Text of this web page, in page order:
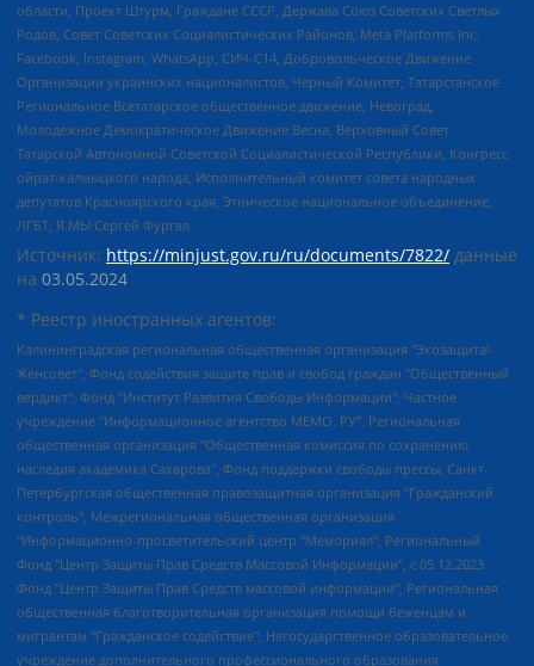
области, Проект Штурм, Граждане СССР, Держава Союз Советских Светлых
Родов, Совет Советских Социалистических Районов, Meta Platforms Inc,
Facebook, Instagram, WhatsApp, СИЧ-С14, Добровольческое Движение
Организации украинских националистов, Черный Комитет, Татарстанское
Региональное Всетатарское общественное движение, Невоград,
Молодежное Демократическое Движение Весна, Верховный Совет
Татарской Автономной Советской Социалистической Республики, Конгресс
ойрат-калмыцкого народа, Исполнительный комитет совета народных
депутатов Красноярского края, Этническое национальное объединение,
ЛГБТ, Я.МЫ Сергей Фургал
Источник: https://minjust.gov.ru/ru/documents/7822/ данные
на 03.05.2024
* Реестр иностранных агентов:
Калининградская региональная общественная организация "Экозащита!-Женсовет", Фонд содействия защите прав и свобод граждан "Общественный вердикт", Фонд "Институт Развития Свободы Информации", Частное учреждение "Информационное агентство МЕМО. РУ", Региональная общественная организация "Общественная комиссия по сохранению наследия академика Сахарова", Фонд поддержки свободы прессы, Санкт-Петербургская общественная правозащитная организация "Гражданский контроль", Межрегиональная общественная организация "Информационно-просветительский центр "Мемориал", Региональный Фонд "Центр Защиты Прав Средств Массовой Информации", с 05.12.2023 Фонд "Центр Защиты Прав Средств массовой информации", Региональная общественная благотворительная организация помощи беженцам и мигрантам "Гражданское содействие", Негосударственное образовательное учреждение дополнительного профессионального образования (повышение квалификации) специалистов "АКАДЕМИЯ ПО ПРАВАМ ЧЕЛОВЕКА", Свердловская региональная общественная организация "Сутяжник", Автономная некоммерческая организация "Центр независимых социологических исследований", Союз общественных объединений "Российский исследовательский центр по правам человека", Региональное общественное учреждение научно-информационный центр "МЕМОРИАЛ", Некоммерческая организация "Фонд защиты гласности", Автономная некоммерческая организация "Институт прав человека", Городская общественная организация "Екатеринбургское общество "МЕМОРИАЛ", Городская общественная организация "Рязанское историко-просветительское и правозащитное общество "Мемориал" (Рязанский Мемориал), Челябинский региональный орган общественной самодеятельности – женское общественное объединение "Женщины Евразии", Челябинский региональный орган общественной самодеятельности "Уральская правозащитная группа", Фонд содействия защите здоровья и социальной справедливости имени Андрея Рылькова, Автономная Некоммерческая Организация "Аналитический Центр Юрия Левады", Автономная некоммерческая организация социальной поддержки населения "Проект Апрель", Региональная общественная организация помощи женщинам и детям, находящимся в кризисной ситуации "Информационно-методический центр "Анна", Фонд содействия развитию массовых коммуникаций и правовому просвещению "Так-так-Так", Фонд содействия устойчивому развитию "Серебряная тайга", Свердловский региональный общественный фонд социальных проектов "Новое время", "Idel.Реалии", Кавказ.Реалии, Крым.Реалии, Телеканал Настоящее Время, Татаро-башкирская служба Радио Свобода (Azatliq Radiosi), Радио Свободная Европа/Радио Свобода (PCE/PC), "Сибирь.Реалии", "Фактограф", Благотворительный фонд помощи осужденным и их семьям, Автономная некоммерческая организация "Институт глобализации и социальных движений", Фонд "В защиту прав заключенных", Частное учреждение "Центр поддержки и содействия развитию средств массовой информации", Пензенский региональный общественный благотворительный фонд "Гражданский союз", "Север.Реалии", Некоммерческая организация Фонд "Правовая инициатива", Общество с ограниченной ответственностью "Радио Свободная Европа/Радио Свобода", Чешское информационное агентство "MEDIUM-ORIENT", Красноярская региональная общественная организация "Мы против СПИДа", Камалягин Денис Николаевич, Маркелов Сергей Евгеньевич, Пономарев Лев Александрович, Савицкая Людмила Алексеевна, Автономная некоммерческая организация "Центр по работе с проблемой насилия "НАСИЛИЮ.НЕТ", Межрегиональный профессиональный союз работников здравоохранения "Альянс врачей", Юридическое лицо, зарегистрированное в Латвийской Республике, SIA "Medusa Project" (регистрационный номер 40103797863, дата регистрации 10.06.2014), Некоммерческая организация "Фонд по борьбе с коррупцией", Автономная некоммерческая организация "Институт права и публичной политики", Баданин Роман Сергеевич, Гликин Максим Александрович, Железнова Мария Михайловна, Лукьянова Юлия Сергеевна, Маетная Елизавета Витальевна, Маняхин Петр Борисович, Чуракова Ольга Владимировна, Ярош Юлия Петровна, Юридическое лицо "The Insider SIA", зарегистрированное в Риге, Латвийская Республика (дата регистрации 26.06.2015), являющееся администратором доменного имени интернет-издания "The Insider SIA", https://theins.ru, Постернак Алексей Евгеньевич, Рубин Михаил Аркадьевич, Анин Роман Александрович, Юридическое лицо Istories fonds, зарегистрированное в Латвийской Республике (регистрационный номер 50008295751, дата регистрации 24.02.2020), Великовский Дмитрий Александрович, Долинина Ирина Николаевна, Мароховская Алеся Алексеевна, Шлейнов Роман Юрьевич, Шмагун Олеся Валентиновна, Общество с ограниченной ответственностью "Альтаир 2021", Общество с ограниченной ответственностью "Вега 2021", Общество с ограниченной ответственностью "Главный редактор 2021", Общество с ограниченной ответственностью "Ромашки монолит", Важенков Артем Валерьевич, Ивановская областная общественная организация "Центр гендерных исследований", Гурман Юрий Альбертович, Медиапроект "ОВД-Инфо", Егоров Владимир Владимирович, Жилинский Владимир Александрович, Общество с ограниченной ответственностью "ЗП", Иванова София Юрьевна, Карезина Инна Павловна, Кильтау Екатерина Викторовна, Петров Алексей Викторович, Пискунов Сергей Евгеньевич, Смирнов Сергей Сергеевич, Тихонов Михаил Сергеевич, Общество с ограниченной ответственностью "ЖУРНАЛИСТ-ИНОСТРАННЫЙ АГЕНТ", Арапова Галина Юрьевна, Вольтская Татьяна Анатольевна, Американская компания "Mason G.E.S. Anonymous Foundation" (США), являющаяся владельцем интернет-издания https://mnews.world/, Компания "Stichting Bellingcat", зарегистрированная в Нидерландах (дата регистрации 11.07.2018), Захаров Андрей Вячеславович, Клепиковская Екатерина Дмитриевна, Общество с ограниченной ответственностью "МЕМО", Перл Роман Александрович, Симонов Евгений Алексеевич, Соловьева Елена Анатольевна, Сотников Даниил Владимирович, Сурначева Елизавета Дмитриевна, Автономная некоммерческая организация по защите прав человека и информированию населения "Якутия – Наше Мнение", Общество с ограниченной ответственностью "Москоу диджитал медиа", с 26.01.2023 Общество с ограниченной ответственностью "Чайка Белые сады", Ветошкина Валерия Валерьевна, Заговора Максим Александрович, Межрегиональное общественное движение "Российская ЛГБТ - сеть", Оленичев Максим Владимирович, Павлов Иван Юрьевич, Скворцова Елена Сергеевна, Общество с ограниченной ответственностью "Как бы инагент", Кочетков Игорь Викторович, Общество с ограниченной ответственностью "Честные выборы", Еланчик Олег Александрович, Общество с ограниченной ответственностью "Нобелевский призыв", Гималова Регина Эмилевна, Григорьев Андрей Валерьевич, Григорьева Алина Александровна, Ассоциация по содействию защите прав призывников, альтернативнослужащих и военнослужащих "Правозащитная группа "Гражданин.Армия.Право", Хисамова Регина Фаритовна, Автономная некоммерческая организация по реализации социально-правовых программ "Лилит", Дальневосточное общественное движение "Маяк", Санкт-Петербургская ЛГБТ-инициативная группа "Выход", Инициативная группа ЛГБТ+ "Реверс", Алексеев Андрей Викторович, Бекбулатова Таисия Львовна, Беляев Иван Михайлович, Владыкина Елена Сергеевна, Гельман Марат Александрович, Никульшина Вероника Юрьевна, Толоконникова Надежда Андреевна, Шендерович Виктор Анатольевич, Общество с ограниченной ответственностью "Данное сообщение", Общество с ограниченной ответственностью Издательский дом "Новая глава", Айнбиндер Александра Александровна, Московский комьюнити-центр для ЛГБТ+инициатив, Благотворительный фонд развития филантропии, Deutsche Welle (Германия, Kurt-Schumacher-Strasse 3, 53113 Bonn), Борзунова Мария Михайловна, Воробьев Виктор Викторович, Голубева Анна Львовна, Константинова Алла Михайловна, Малкова Ирина Владимировна, Мурадов Мурад Абдулгалимович, Осетинская Елизавета Николаевна, Понасенков Евгений Николаевич, Ганапольский Матвей Юрьевич, Киселев Евгений Алексеевич, Борухович Ирина Григорьевна, Дремин Иван Тимофеевич, Дубровский Дмитрий Викторович, Красноярская региональная общественная организация поддержки и развития альтернативных образовательных технологий и межкультурных коммуникаций "ИНТЕРРА", Маяковская Екатерина Алексеевна, Фейгин Марк Захарович, Филимонов Андрей Викторович, Дзугкоева Регина Николаевна, Доброхотов Роман Александрович, Дудь Юрий Александрович, Елкин Сергей Владимирович, Кругликов Кирилл Игоревич, Сабунаева Мария Леонидовна, Семенов Алексей Владимирович, Шаинян Карен Багратович, Шульман Екатерина Михайловна, Асафьев Артур Валерьевич, Вахштайн Виктор Семенович, Венедиктов Алексей Алексеевич, Лушникова Екатерина Евгеньевна, Волков Леонид Михайлович, Невзоров Александр Глебович, Пархоменко Сергей Борисович, Сироткин Ярослав Николаевич, Кара-Мурза Владимир Владимирович, Баранова Наталья Владимировна, Гозман Леонид Яковлевич, Кагарлицкий Борис Юльевич, Климарев Михаил Валерьевич, Милов Владимир Станиславович, Автономная некоммерческая организация Краснодарский центр современного искусства "Типография", Моргенштерн Алишер Тагирович, Соболь Любовь Эдуардовна, Общество с ограниченной ответственностью "ЛИЗА НОРМ", Каспаров Гарри Кимович, Ходорковский Михаил Борисович, Общество с ограниченной ответственностью "Апрельские тезисы", Данилович Ирина Брониславовна, Кашин Олег Владимирович, Петров Николай Владимирович, Пивоваров Алексей Владимирович, Соколов Михаил Владимирович, Цветкова Юлия Владимировна, Чичваркин Евгений Александрович, Комитет против пыток/Команда против пыток, Общество с ограниченной ответственностью "Первый научный", Общество с ограниченной ответственностью "Вертолет и ко", Белоцерковская Вероника Борисовна, Кац Максим Евгеньевич, Лазарева Татьяна Юрьевна, Шаведдинов Руслан Табризович, Яшин Илья Валерьевич, Общество с ограниченной ответственностью "Иноагент ААВ", Алешковский Дмитрий Петрович, Альбац Евгения Марковна, Быков Дмитрий Львович, Галямина Юлия Евгеньевна, Лойко Сергей Леонидович, Мартынов Кирилл Константинович, Медведев Сергей Александрович, Крашенинников Федор Геннадиевич, Гордеева Катерина Вл